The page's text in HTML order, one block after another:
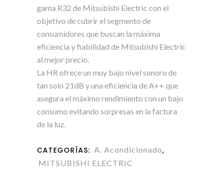
gama R32 de Mitsubishi Electric con el
objetivo de cubrir el segmento de
consumidores que buscan la máxima
eficiencia y fiabilidad de Mitsubishi Electric
al mejor precio.
La HR ofrece un muy bajo nivel sonoro de
tan solo 21dB y una eficiencia de A++ que
asegura el máximo rendimiento con un bajo
consumo evitando sorpresas en la factura
de la luz.
CATEGORÍAS: A. Acondicionado,
MITSUBISHI ELECTRIC